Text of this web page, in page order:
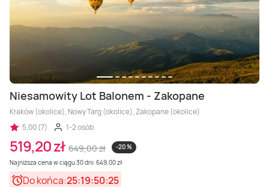
Niesamowity Lot Balonem - Zakopane
Kraków (okolice), Nowy Targ (okolice), Zakopane (okolice)
5,00 (7)
1-2 osób
519,20 zł 649,00 zł
-20 %
Najniższa cena w ciągu 30 dni: 649,00 zł
Do końca:25:19:50:23